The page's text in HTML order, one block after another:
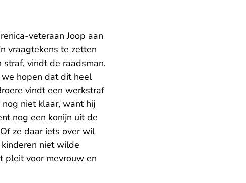
veteraan Joop aan
vraagtekens te zetten
straf, vindt de raadsman.
hopen dat dit heel
vindt een werkstraf
niet klaar, want hij
nog een konijn uit de
ze daar iets over wil
niet wilde
pleit voor mevrouw en